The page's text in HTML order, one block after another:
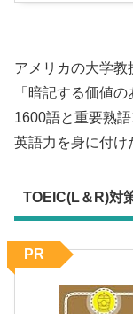
アメリカの大学教
「暗記する価値
1600語と重要熟
英語力を身に付け
TOEIC(L＆R)対
PR